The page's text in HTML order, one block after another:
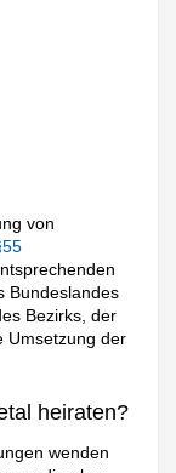
von
Bundeslandes
Bezirks, der
Umsetzung der
heiraten?
wenden